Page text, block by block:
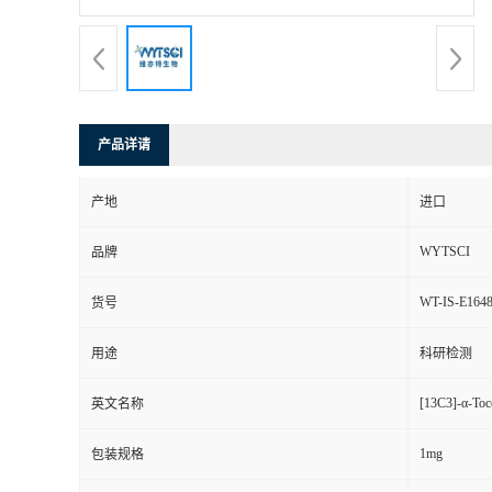
产品详请
产地 进口
品牌 WYTSCI
货号 WT-IS-
用途 科研检测
英文名称 [13C3]-α-
包装规格 1mg